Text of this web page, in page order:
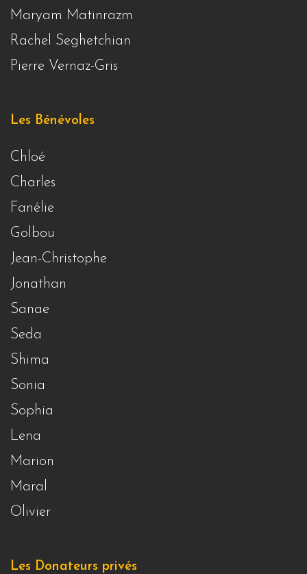
Maryam Matinrazm
Rachel Seghetchian
Pierre Vernaz-Gris
Les Bénévoles
Chloé
Charles
Fanélie
Golbou
Jean-Christophe
Jonathan
Sanae
Seda
Shima
Sonia
Sophia
Lena
Marion
Maral
Olivier
Les Donateurs privés